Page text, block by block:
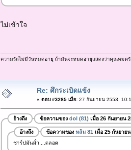
ไม่เข้าใจ
ความรักไม่มีวันหมดอายุ ถ้ามันจะหมดอายุแสดงว่าคุณหมดรั
Re: ศึกระเบิดแข้ง
« ตอบ #3285 เมื่อ:27 กันยายน 2553,
อ้างถึง ข้อความของ dol (81) เมื่อ 26 กันยายน
อ้างถึง ข้อความของ หลิม 81 เมื่อ 25 กันยาย
ชาร์ปมันมั่ว....ตลอด